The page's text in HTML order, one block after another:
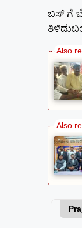
ಬಸ್ ಗೆ